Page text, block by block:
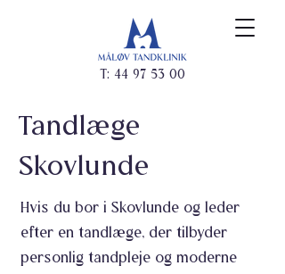
T: 44 97 53 00
Tandlæge
Skovlunde
Hvis du bor i Skovlunde og leder
efter en tandlæge, der tilbyder
personlig tandpleje og moderne